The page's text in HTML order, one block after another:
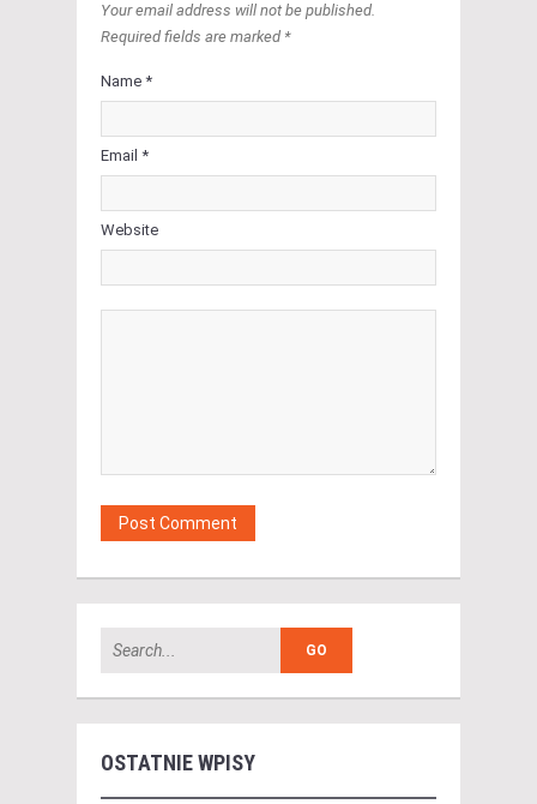
Your email address will not be published.
Required fields are marked *
Name *
Email *
Website
OSTATNIE WPISY